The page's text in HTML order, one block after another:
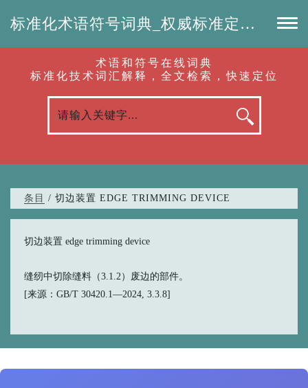
标准化术语符号词典_权威标准定义_专业词汇查询-认准啦（RenZhunLa.com）
术语和符号在线词典
标准化技术词汇解释，全文检索，快速定位
条目 / 切边装置 EDGE TRIMMING DEVICE
切边装置 edge trimming device
缝纫中切除缝料（3.1.2）废边的部件。
[来源：GB/T 30420.1—2024, 3.3.8]